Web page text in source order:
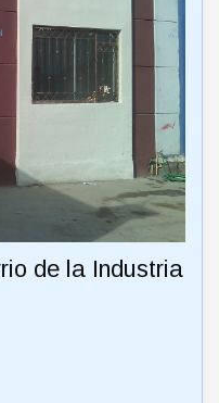
de la Industria